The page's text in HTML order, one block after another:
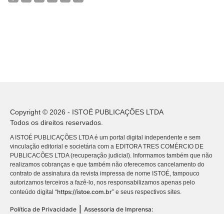
Copyright © 2026 - ISTOÉ PUBLICAÇÕES LTDA
Todos os direitos reservados.
A ISTOÉ PUBLICAÇÕES LTDA é um portal digital independente e sem
vinculação editorial e societária com a EDITORA TRES COMÉRCIO DE
PUBLICACÕES LTDA (recuperação judicial). Informamos também que não
realizamos cobranças e que também não oferecemos cancelamento do
contrato de assinatura da revista impressa de nome ISTOÉ, tampouco
autorizamos terceiros a fazê-lo, nos responsabilizamos apenas pelo
conteúdo digital “https://istoe.com.br” e seus respectivos sites.
Política de Privacidade Assessoria de Imprensa: